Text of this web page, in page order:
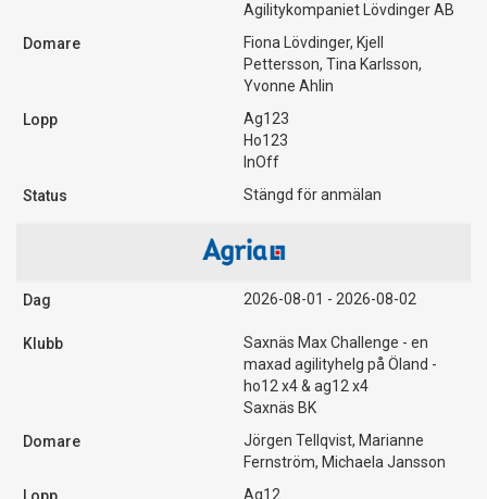
Agilitykompaniet Lövdinger AB
Fiona Lövdinger, Kjell
Pettersson, Tina Karlsson,
Yvonne Ahlin
Ag123
Ho123
InOff
Stängd för anmälan
2026-08-01 - 2026-08-02
Saxnäs Max Challenge - en
maxad agilityhelg på Öland -
ho12 x4 & ag12 x4
Saxnäs BK
Jörgen Tellqvist, Marianne
Fernström, Michaela Jansson
Ag12